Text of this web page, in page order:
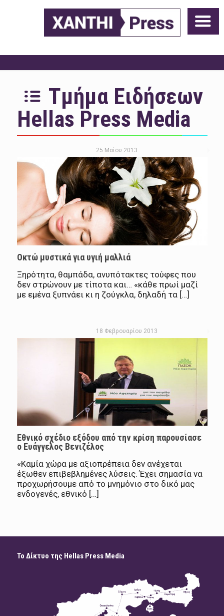
Τμήμα Ειδήσεων
Hellas Press Media
25 Μαΐου 2013
Οκτώ μυστικά για υγιή μαλλιά
Ξηρότητα, θαμπάδα, ανυπότακτες τούφες που
δεν στρώνουν με τίποτα και… «κάθε πρωί μαζί
με εμένα ξυπνάει κι η ζούγκλα, δηλαδή τα […]
18 Φεβρουαρίου 2013
Εθνικό σχέδιο εξόδου από την κρίση παρουσίασε
ο Ευάγγελος Βενιζέλος
«Καμία χώρα με αξιοπρέπεια δεν ανέχεται
έξωθεν επιβεβλημένες λύσεις. Έχει σημασία να
προχωρήσουμε από το μνημόνιο στο δικό μας
ενδογενές, εθνικό […]
Το Δίκτυο της Hellas Press Media